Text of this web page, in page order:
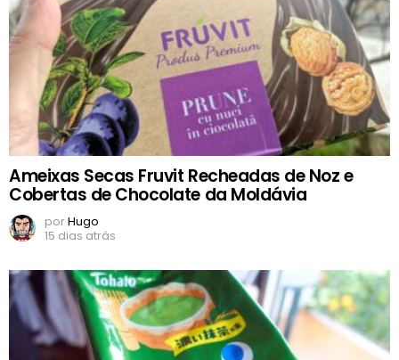
Ameixas Secas Fruvit Recheadas de Noz e
Cobertas de Chocolate da Moldávia
porHugo
15 dias atrás